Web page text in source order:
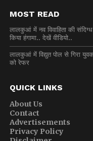
MOST READ
लालकुआं में नव विवाहिता की संदिग्ध
किया हंगामा.. देखें वीडियो..
लालकुआं में विद्युत पोल से गिरा
को रेफर
QUICK LINKS
About Us
Contact
Advertisements
Privacy Policy